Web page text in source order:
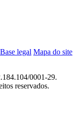
Base legal Mapa do site
0001-29.
reservados.